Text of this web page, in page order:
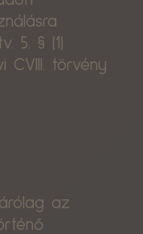
5. § (1)
CVIII. törvény
az